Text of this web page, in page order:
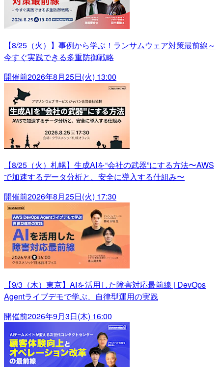
【8/25（火）】事例から学ぶ！ランサムウェア対策最前線～
今すぐ実践できる多重防御戦略
開催前2026年8月25日(火) 13:00
【8/25（火）札幌】生成AIを“会社の武器”にする方法〜AWS
で加速するデータ分析と、安全に導入する仕組み〜
開催前2026年8月25日(火) 17:30
【9/3（木）東京】AIを活用した障害対応最前線 | DevOps
Agentライブデモで学ぶ、自律型運用の実践
開催前2026年9月3日(木) 16:00